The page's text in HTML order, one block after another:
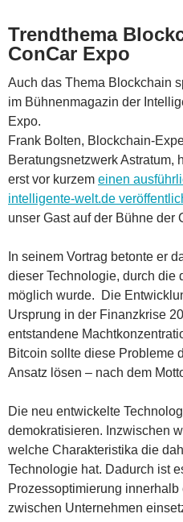
Trendthema
ConCar Expo
Auch das Thema Blockchain
im Bühnenmagazin der
Expo.
Frank Bolten, Blockchain-
Beratungsnetzwerk Astratum,
erst vor kurzem einen
intelligente-welt.de
unser Gast auf der Bühne der
In seinem Vortrag betonte er
dieser Technologie, durch die
möglich wurde. Die
Ursprung in der Finanzkrise
entstandene
Bitcoin sollte diese Probleme
Ansatz lösen – nach dem
Die neu entwickelte
demokratisieren. Inzwischen
welche Charakteristika die
Technologie hat. Dadurch ist
Prozessoptimierung
zwischen Unternehmen